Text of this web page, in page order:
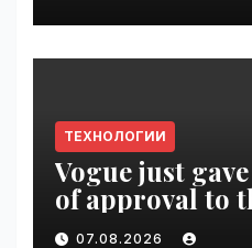
ТЕХНОЛОГИИ
Vogue just
of approval to
VseTime.ru
07.08.2026